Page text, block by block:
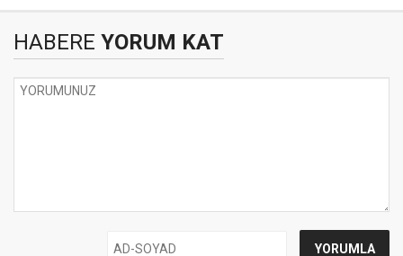
HABERE YORUM KAT